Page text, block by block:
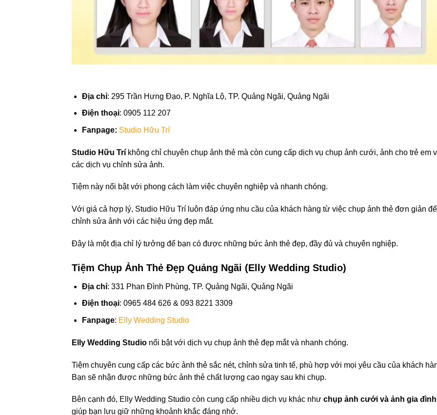
Địa chỉ: 295 Trần Hưng Đạo, P. Nghĩa Lộ, TP. Quảng Ngãi, Quảng Ngãi
Điện thoại: 0905 112 207
Fanpage: Studio Hữu Trí
Studio Hữu Trí không chỉ chuyên chụp ảnh thẻ mà còn cung cấp dịch vụ chụp ảnh cưới, ảnh cho trẻ em
các dịch vụ chỉnh sửa ảnh.
Tiệm này nổi bật với phong cách làm việc chuyên nghiệp và nhanh chóng.
Với giá cả hợp lý, Studio Hữu Trí luôn đáp ứng nhu cầu của khách hàng từ việc chụp ảnh thẻ đơn giản
chỉnh sửa ảnh với các hiệu ứng đẹp mắt.
Đây là một địa chỉ lý tưởng để bạn có được những bức ảnh thẻ đẹp, đầy đủ và chuyên nghiệp.
Tiệm Chụp Ảnh Thẻ Đẹp Quảng Ngãi (Elly Wedding Studio)
Địa chỉ: 331 Phan Đình Phùng, TP. Quảng Ngãi, Quảng Ngãi
Điện thoại: 0965 484 626 & 093 8221 3309
Fanpage: Elly Wedding Studio
Elly Wedding Studio nổi bật với dịch vụ chụp ảnh thẻ đẹp mắt và nhanh chóng.
Tiệm chuyên cung cấp các bức ảnh thẻ sắc nét, chỉnh sửa tinh tế, phù hợp với mọi yêu cầu của khách
Bạn sẽ nhận được những bức ảnh thẻ chất lượng cao ngay sau khi chụp.
Bên cạnh đó, Elly Wedding Studio còn cung cấp nhiều dịch vụ khác như chụp ảnh cưới và ảnh gia đình
giúp bạn lưu giữ những khoảnh khắc đáng nhớ.